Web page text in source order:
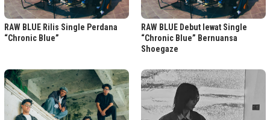
RAW BLUE Rilis Single Perdana
“Chronic Blue”
RAW BLUE Debut lewat Single
“Chronic Blue” Bernuansa
Shoegaze